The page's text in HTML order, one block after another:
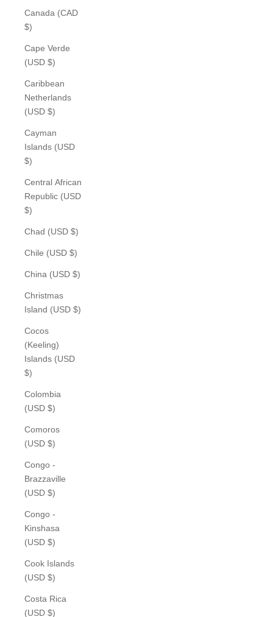
Canada (CAD
$)
Cape Verde
(USD $)
Caribbean
Netherlands
(USD $)
Cayman
Islands (USD
$)
Central African
Republic (USD
$)
Chad (USD $)
Chile (USD $)
China (USD $)
Christmas
Island (USD $)
Cocos
(Keeling)
Islands (USD
$)
Colombia
(USD $)
Comoros
(USD $)
Congo -
Brazzaville
(USD $)
Congo -
Kinshasa
(USD $)
Cook Islands
(USD $)
Costa Rica
(USD $)